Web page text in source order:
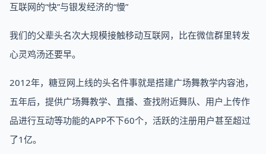
互联网的“快”与银发经济的“慢”
我们的父辈头名次大规模接触移动互联网，比在微信群里转发
心灵鸡汤还要早。
2012年，糖豆网上线的头名件事就是搭建广场舞教学内容池，
五年后，提供广场舞教学、直播、查找附近舞队、用户上传作
品进行互动等功能的APP不下60个，活跃的注册用户甚至超过
了1亿。